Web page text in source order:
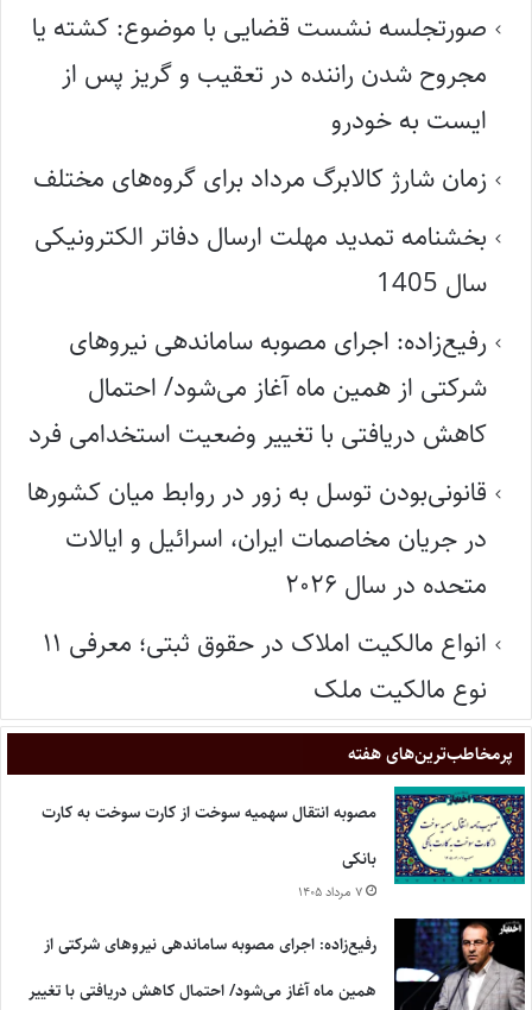
صورتجلسه نشست قضایی با موضوع: کشته یا
مجروح شدن راننده در تعقیب و گریز پس از
ایست به خودرو
زمان شارژ کالابرگ مرداد برای گروه‌های مختلف
بخشنامه تمدید مهلت ارسال دفاتر الکترونیکی
سال 1405
رفیع‌زاده: اجرای مصوبه ساماندهی نیروهای
شرکتی از همین ماه آغاز می‌شود/ احتمال
کاهش دریافتی با تغییر وضعیت استخدامی فرد
قانونی‌بودن توسل به زور در روابط میان کشورها
در جریان مخاصمات ایران، اسرائیل و ایالات
متحده در سال ۲۰۲۶
انواع مالکیت املاک در حقوق ثبتی؛ معرفی ۱۱
نوع مالکیت ملک
پر‌مخاطب‌ترین‌های هفته
مصوبه انتقال سهمیه سوخت از کارت سوخت به کارت
بانکی
۷ مرداد ۱۴۰۵
رفیع‌زاده: اجرای مصوبه ساماندهی نیروهای شرکتی از
همین ماه آغاز می‌شود/ احتمال کاهش دریافتی با تغییر